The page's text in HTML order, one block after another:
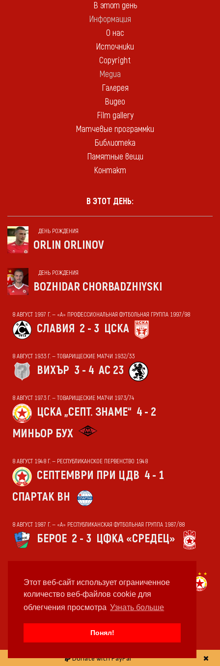
Этот веб-сайт использует ограниченное
количество веб-файлов cookie для
облегчения просмотра Узнать больше
Понял!
В этот день
Информация
О нас
Источники
Copyright
Медиа
Галерея
Видео
Film gallery
Матчевые программки
Библиотека
Памятные вещи
Контакт
В ЭТОТ ДЕНЬ:
ДЕНЬ РОЖДЕНИЯ
ORLIN ORLINOV
ДЕНЬ РОЖДЕНИЯ
BOZHIDAR CHORBADZHIYSKI
8 АВГУСТ 1997 Г. — «А» ПРОФЕССИОНАЛЬНАЯ ФУТБОЛЬНАЯ ГРУППА 1997/98
СЛАВИЯ 2 - 3 ЦСКА
8 АВГУСТ 1933 Г. — ТОВАРИЩЕСКИЕ МАТЧИ 1932/33
ВИХЪР 3 - 4 АС 23
8 АВГУСТ 1973 Г. — ТОВАРИЩЕСКИЕ МАТЧИ 1973/74
ЦСКА „СЕПТ. ЗНАМЕ“ 4 - 2
МИНЬОР БУХ
8 АВГУСТ 1948 Г. — РЕСПУБЛИКАНСКОЕ ПЕРВЕНСТВО 1948
СЕПТЕМВРИ ПРИ ЦДВ 4 - 1
СПАРТАК ВН
8 АВГУСТ 1987 Г. — «А» РЕСПУБЛИКАНСКАЯ ФУТБОЛЬНАЯ ГРУППА 1987/88
БЕРОЕ 2 - 3 ЦФКА «СРЕДЕЦ»
СЛИВНИШКИ ГЕРОЙ 0 - 1 ЦСКА
8 АВГУСТ 1972 Г. — ТОВАРИЩЕСКИЕ МАТЧИ 1972/73
ЦСКА „СЕПТ. ЗНАМЕ“ 2 - 1
ВАРДАР
Donate with PayPal